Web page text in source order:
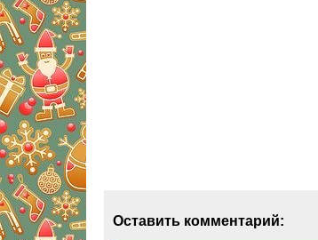
Оставить комментарий: